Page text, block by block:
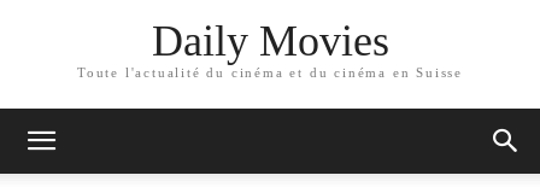
Daily Movies
Toute l'actualité du cinéma et du cinéma en Suisse